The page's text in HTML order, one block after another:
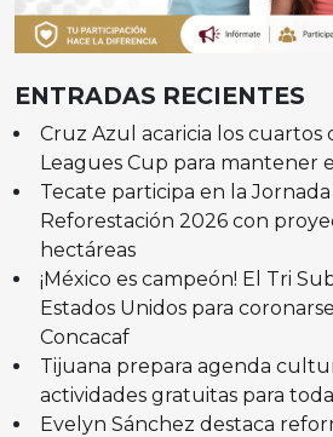
ENTRADAS RECIENTES
Cruz Azul acaricia los cuartos
Leagues Cup para mantener
Tecate participa en la
Reforestación 2026 con
hectáreas
¡México es campeón! El Tri
Estados Unidos para
Concacaf
Tijuana prepara agenda
actividades gratuitas para
Evelyn Sánchez destaca